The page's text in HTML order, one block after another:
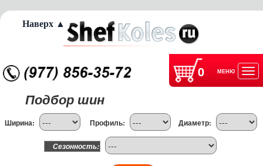
0 МЕНЮ
Подбор шин
Ширина: Профиль: Диаметр:
Сезонность:
Наверх ▲